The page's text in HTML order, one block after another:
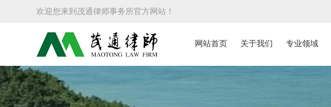
欢迎您来到茂通律师事务所官方网站！
网站首页 关于我们 专业领域